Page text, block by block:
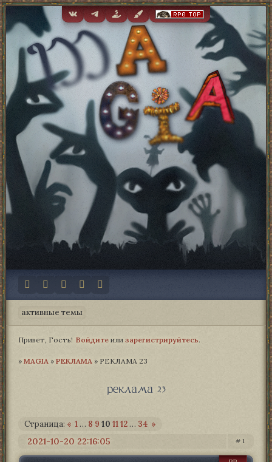
активные темы
Привет, Гость! Войдите или зарегистрируйтесь.
» MAGIA­ » РЕКЛАМА » РЕКЛАМА 23
реклама 23
Страница: « 1 … 8 9 10 1112 … 34 »
1
2021-10-20 22:16:05